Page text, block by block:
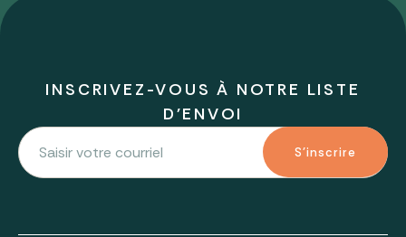
INSCRIVEZ-VOUS À NOTRE LISTE
D'ENVOI
S'inscrire